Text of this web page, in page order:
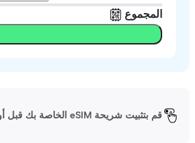
المجموع
قم بتثبيت شريحة eSIM الخاصة بك قبل أو أثناء رحلتك. ستبدأ خطتك بمجرد وصولك إلى وجهتك وتشغيل شريحة eSIM الخاصة بك.